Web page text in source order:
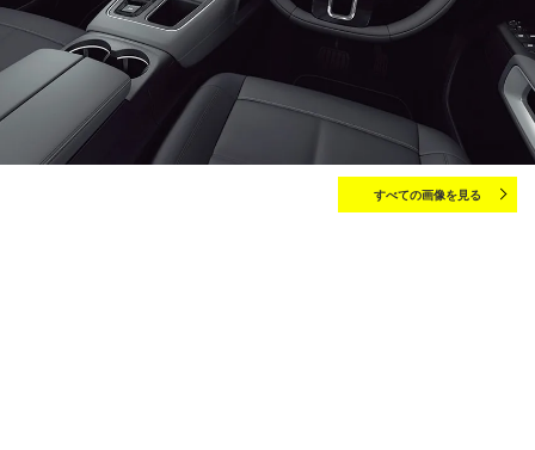
すべての画像を見る